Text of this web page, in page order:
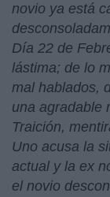
novio ya está
Día 22 de
lástima; de lo
mal hablados,
una agradable
Traición,
Uno acusa la
actual y la ex
el novio